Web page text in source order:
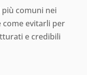
più comuni nei
evitarli per
e credibili